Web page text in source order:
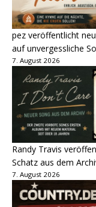
pez veröffentlicht
auf unvergessliche
7. August 2026
Randy Travis
Schatz aus dem
7. August 2026